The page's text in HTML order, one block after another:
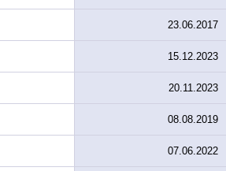
23.06.2017
15.12.2023
20.11.2023
08.08.2019
07.06.2022